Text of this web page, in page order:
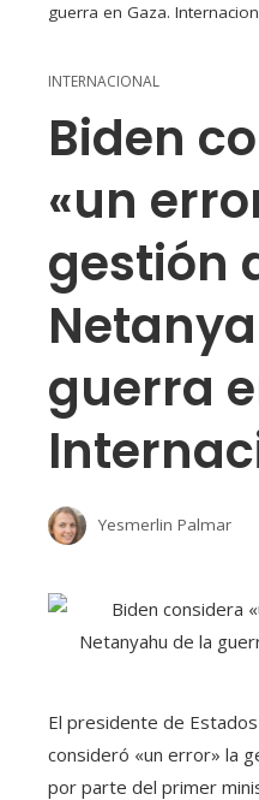
guerra en Gaza.
INTERNACIONAL
Biden
«un
gestión
guerra
Yesmerlin Palmar
El presidente de
consideró «un error» la
por parte del primer